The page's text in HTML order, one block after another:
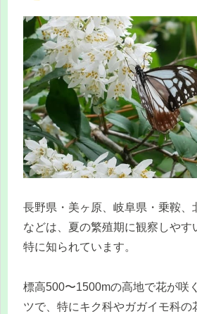
長野県・美ヶ原、岐阜県・乗鞍、
などは、夏の繁殖期に観察しやす
特に知られています。
標高500〜1500mの高地で花が咲
ツで、特にキク科やガガイモ科の